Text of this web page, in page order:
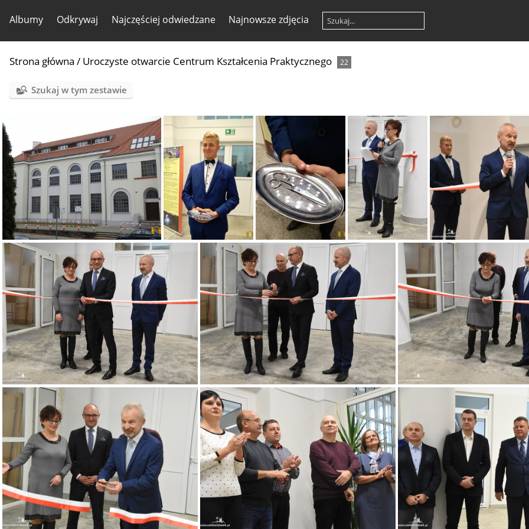
Albumy Odkrywaj Najczęściej odwiedzane Najnowsze zdjęcia
Strona główna / Uroczyste otwarcie Centrum Kształcenia Praktycznego 22
Szukaj w tym zestawie
2 5
7